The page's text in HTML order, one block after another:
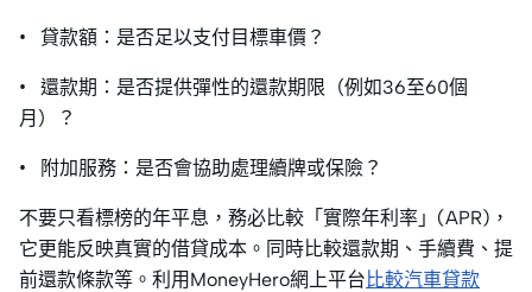
• 貸款額：是否足以支付目標車價？
• 還款期：是否提供彈性的還款期限（例如36至60個
月）？
• 附加服務：是否會協助處理續牌或保險？
不要只看標榜的年平息，務必比較「實際年利率」(APR)，
它更能反映真實的借貸成本。同時比較還款期、手續費、提
前還款條款等。利用MoneyHero網上平台比較汽車貸款